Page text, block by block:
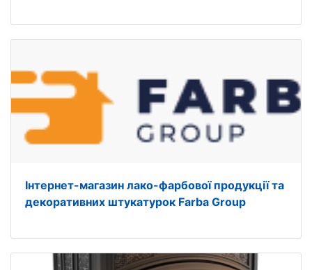
Інтернет-магазин лако-фарбової продукції та
декоративних штукатурок Farba Group